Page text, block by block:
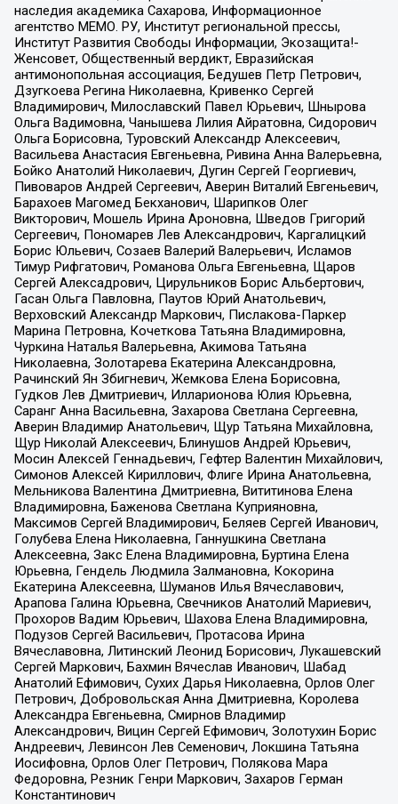
наследия академика Сахарова, Информационное
агентство МЕМО. РУ, Институт региональной прессы,
Институт Развития Свободы Информации, Экозащита!-
Женсовет, Общественный вердикт, Евразийская
антимонопольная ассоциация, Бедушев Петр Петрович,
Дзугкоева Регина Николаевна, Кривенко Сергей
Владимирович, Милославский Павел Юрьевич, Шнырова
Ольга Вадимовна, Чанышева Лилия Айратовна, Сидорович
Ольга Борисовна, Туровский Александр Алексеевич,
Васильева Анастасия Евгеньевна, Ривина Анна Валерьевна,
Бойко Анатолий Николаевич, Дугин Сергей Георгиевич,
Пивоваров Андрей Сергеевич, Аверин Виталий Евгеньевич,
Барахоев Магомед Бекханович, Шарипков Олег
Викторович, Мошель Ирина Ароновна, Шведов Григорий
Сергеевич, Пономарев Лев Александрович, Каргалицкий
Борис Юльевич, Созаев Валерий Валерьевич, Исламов
Тимур Рифгатович, Романова Ольга Евгеньевна, Щаров
Сергей Алексадрович, Цирульников Борис Альбертович,
Гасан Ольга Павловна, Паутов Юрий Анатольевич,
Верховский Александр Маркович, Пислакова-Паркер
Марина Петровна, Кочеткова Татьяна Владимировна,
Чуркина Наталья Валерьевна, Акимова Татьяна
Николаевна, Золотарева Екатерина Александровна,
Рачинский Ян Збигневич, Жемкова Елена Борисовна,
Гудков Лев Дмитриевич, Илларионова Юлия Юрьевна,
Саранг Анна Васильевна, Захарова Светлана Сергеевна,
Аверин Владимир Анатольевич, Щур Татьяна Михайловна,
Щур Николай Алексеевич, Блинушов Андрей Юрьевич,
Мосин Алексей Геннадьевич, Гефтер Валентин Михайлович,
Симонов Алексей Кириллович, Флиге Ирина Анатольевна,
Мельникова Валентина Дмитриевна, Вититинова Елена
Владимировна, Баженова Светлана Куприяновна,
Максимов Сергей Владимирович, Беляев Сергей Иванович,
Голубева Елена Николаевна, Ганнушкина Светлана
Алексеевна, Закс Елена Владимировна, Буртина Елена
Юрьевна, Гендель Людмила Залмановна, Кокорина
Екатерина Алексеевна, Шуманов Илья Вячеславович,
Арапова Галина Юрьевна, Свечников Анатолий Мариевич,
Прохоров Вадим Юрьевич, Шахова Елена Владимировна,
Подузов Сергей Васильевич, Протасова Ирина
Вячеславовна, Литинский Леонид Борисович, Лукашевский
Сергей Маркович, Бахмин Вячеслав Иванович, Шабад
Анатолий Ефимович, Сухих Дарья Николаевна, Орлов Олег
Петрович, Добровольская Анна Дмитриевна, Королева
Александра Евгеньевна, Смирнов Владимир
Александрович, Вицин Сергей Ефимович, Золотухин Борис
Андреевич, Левинсон Лев Семенович, Локшина Татьяна
Иосифовна, Орлов Олег Петрович, Полякова Мара
Федоровна, Резник Генри Маркович, Захаров Герман
Константинович